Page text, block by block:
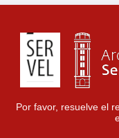
Por favor, resuelve el